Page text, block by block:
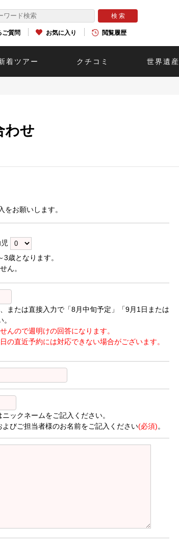
ご質問 お気に入り 閲覧履歴
着ツアー クチコミ 世界遺産
わせ
お願いします。
歳となります。
ん。
または直接入力で「8月中旬予定」「9月1日または
んので週明けの回答になります。
の直近予約には対応できない場合がございます。
ックネームをご記入ください。
びご担当者様のお名前をご記入ください(必須)。